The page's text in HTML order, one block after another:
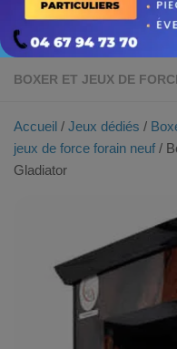
BOXER ET JEUX DE
Accueil / Jeux dédiés /
jeux de force forain neuf /
Gladiator